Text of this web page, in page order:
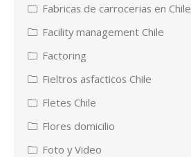
Fabricas de carrocerias en Chile
Facility management Chile
Factoring
Fieltros asfacticos Chile
Fletes Chile
Flores domicilio
Foto y Video